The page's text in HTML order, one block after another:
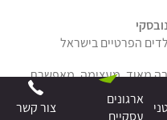
הפרטיים בישראל
מאוד, מעצימה, מאפשרת
למד את הצרכים שלנו והתאים
מלאת הערכה על היחס האישי,
ארגונים
עסקיים
צור קשר